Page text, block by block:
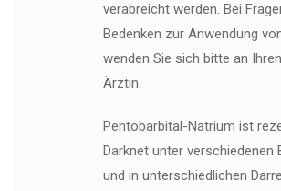
verabreicht werden. Bei
Bedenken zur Anwendung
wenden Sie sich bitte an
Ärztin.
Pentobarbital-Natrium ist
Darknet unter verschiedenen
und in unterschiedlichen